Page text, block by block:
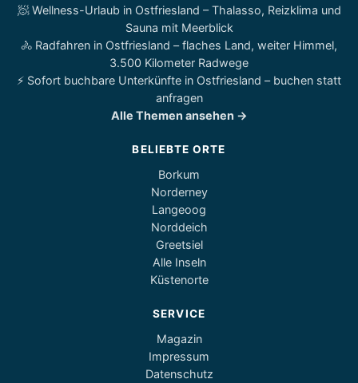
🧖 Wellness-Urlaub in Ostfriesland – Thalasso, Reizklima und
Sauna mit Meerblick
🚴 Radfahren in Ostfriesland – flaches Land, weiter Himmel,
3.500 Kilometer Radwege
⚡ Sofort buchbare Unterkünfte in Ostfriesland – buchen statt
anfragen
Alle Themen ansehen →
BELIEBTE ORTE
Borkum
Norderney
Langeoog
Norddeich
Greetsiel
Alle Inseln
Küstenorte
SERVICE
Magazin
Impressum
Datenschutz